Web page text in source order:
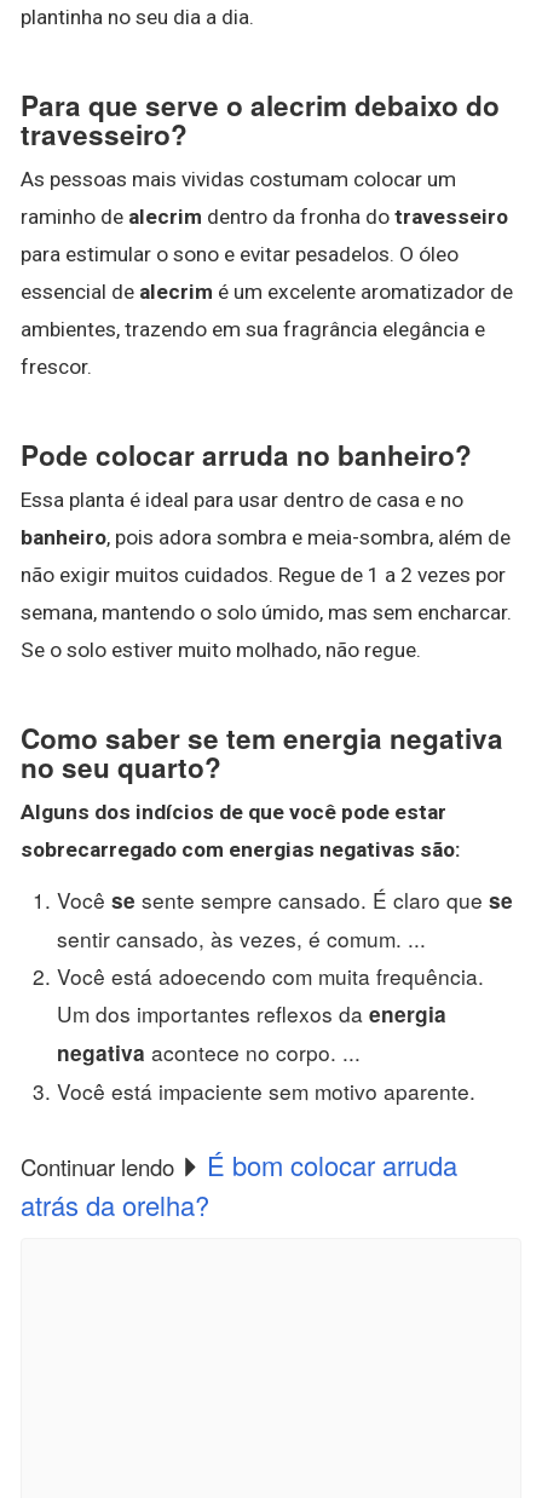
plantinha no seu dia a dia.
Para que serve o alecrim debaixo do
travesseiro?
As pessoas mais vividas costumam colocar um
raminho de alecrim dentro da fronha do travesseiro
para estimular o sono e evitar pesadelos. O óleo
essencial de alecrim é um excelente aromatizador de
ambientes, trazendo em sua fragrância elegância e
frescor.
Pode colocar arruda no banheiro?
Essa planta é ideal para usar dentro de casa e no
banheiro, pois adora sombra e meia-sombra, além de
não exigir muitos cuidados. Regue de 1 a 2 vezes por
semana, mantendo o solo úmido, mas sem encharcar.
Se o solo estiver muito molhado, não regue.
Como saber se tem energia negativa
no seu quarto?
Alguns dos indícios de que você pode estar
sobrecarregado com energias negativas são:
Você se sente sempre cansado. É claro que se
sentir cansado, às vezes, é comum. ...
Você está adoecendo com muita frequência.
Um dos importantes reflexos da energia
negativa acontece no corpo. ...
Você está impaciente sem motivo aparente.
Continuar lendo
É bom colocar arruda
atrás da orelha?